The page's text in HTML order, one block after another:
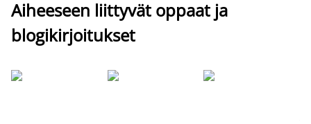
Aiheeseen liittyvät oppaat ja
blogikirjoitukset